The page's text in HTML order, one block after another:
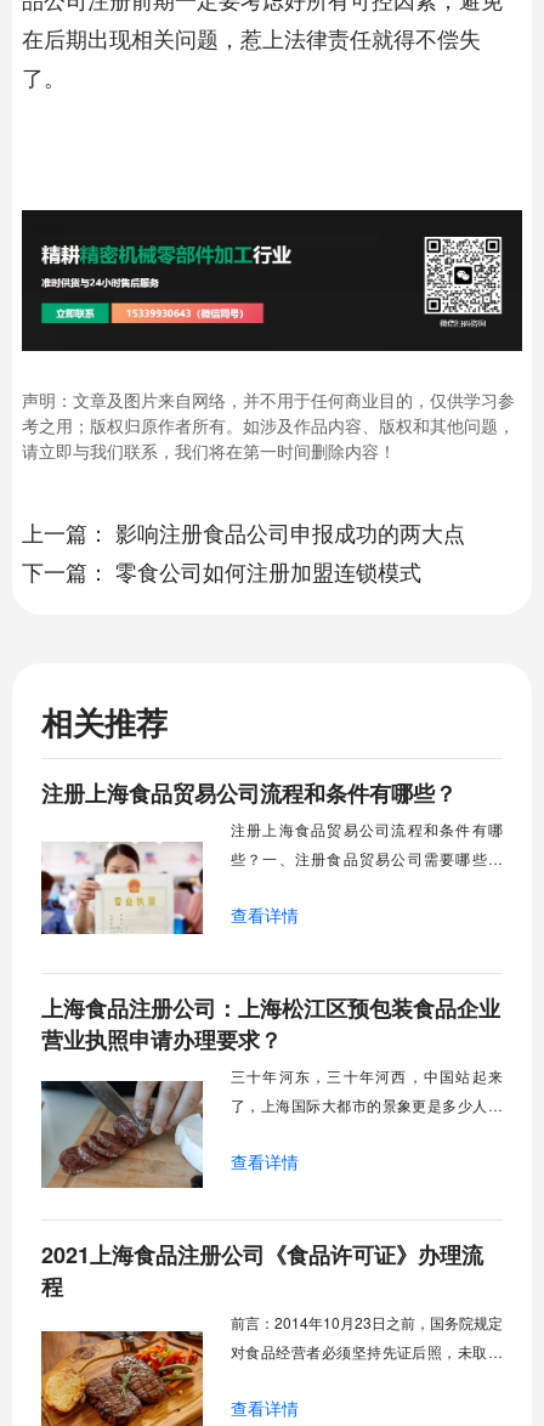
在后期出现相关问题，惹上法律责任就得不偿失
了。
声明：文章及图片来自网络，并不用于任何商业目的，仅供学习参
考之用；版权归原作者所有。如涉及作品内容、版权和其他问题，
请立即与我们联系，我们将在第一时间删除内容！
上一篇： 影响注册食品公司申报成功的两大点
下一篇： 零食公司如何注册加盟连锁模式
相关推荐
注册上海食品贸易公司流程和条件有哪些？
注册上海食品贸易公司流程和条件有哪
些？一、注册食品贸易公司需要哪些条
公司时需要提供一系列公司注册资料，也
供。2、公司人员一人或以上即可注册，但
是需要另外一个人挂靠监事。3、注册资
金，公司注册实行认缴制制，除了特殊行
查看详情
上海食品注册公司：上海松江区预包装食品企业
营业执照申请办理要求？
三十年河东，三十年河西，中国站起来
了，上海国际大都市的景象更是多少人梦
展，中国人民的生活消费水平也逐渐有了
餐饮行业每年带来的社会收入在持续上
涨，美味的食物映入眼帘，所以很多人认
海食品公司怎么注册吗？应该注意些什么
呢？今天上海快易办的小编就给大家着重
讲一下上海松江区预包装食品企业营业执
查看详情
2021上海食品注册公司《食品许可证》办理流
程
前言：2014年10月23日之前，国务院规定
对食品经营者必须坚持先证后照，未取得
2014年10月23日，国务院通过关于取消和
查看详情